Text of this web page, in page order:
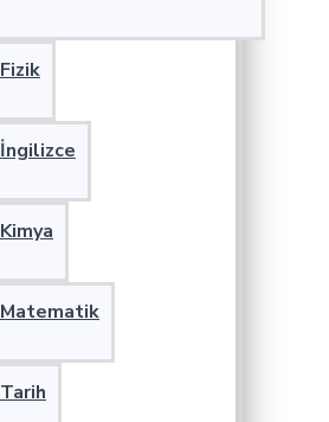
Fizik
İngilizce
Kimya
Matematik
Tarih